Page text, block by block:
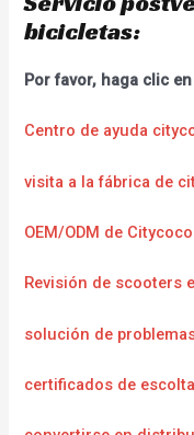
bicicletas:
Por favor, haga clic
Centro de ayuda
visita a la fábrica de
OEM/ODM de Citycoco
Revisión de scooters
solución de
certificados de